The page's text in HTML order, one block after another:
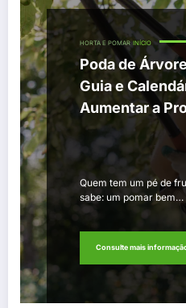
HORTA E POMAR INÍCIO
Poda de
Guia e
Aumentar a
Quem tem um pé de
sabe: um pomar bem…
Consulte mais